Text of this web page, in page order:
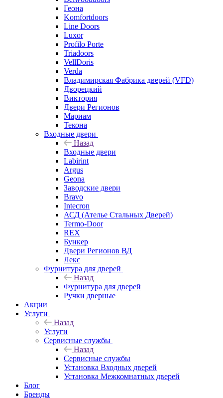
Геона
Komfortdoors
Line Doors
Luxor
Profilo Porte
Triadoors
VellDoris
Verda
Владимирская Фабрика дверей (VFD)
Дворецкий
Виктория
Двери Регионов
Мариам
Текона
Входные двери
Назад
Входные двери
Labirint
Argus
Geona
Заводские двери
Bravo
Intecron
АСД (Ателье Стальных Дверей)
Termo-Door
REX
Бункер
Двери Регионов ВД
Лекс
Фурнитура для дверей
Назад
Фурнитура для дверей
Ручки дверные
Акции
Услуги
Назад
Услуги
Сервисные службы
Назад
Сервисные службы
Установка Входных дверей
Установка Межкомнатных дверей
Блог
Бренды